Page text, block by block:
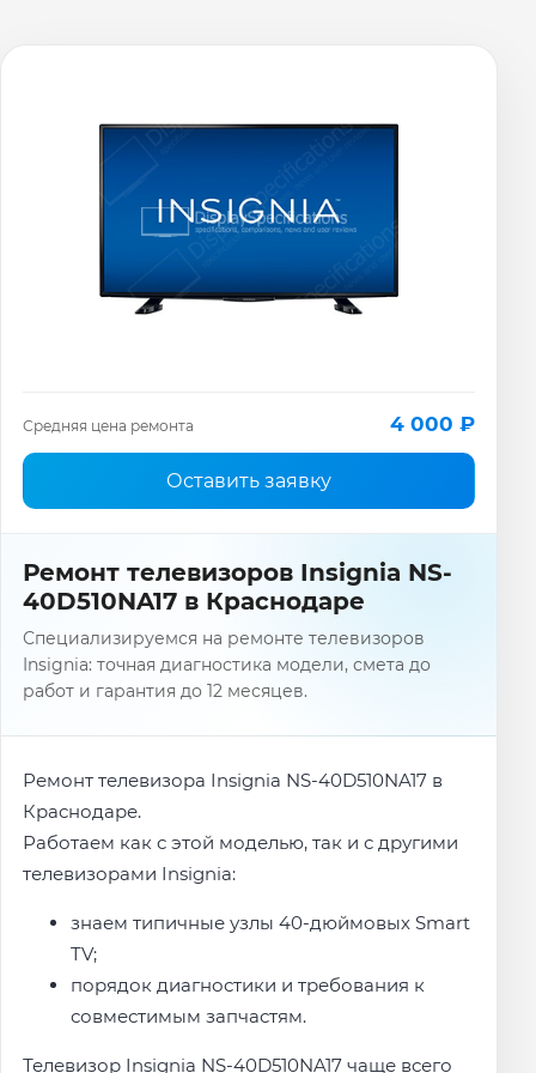
Средняя цена ремонта 4 000 ₽
Оставить заявку
Ремонт телевизоров Insignia NS-
40D510NA17 в Краснодаре
Специализируемся на ремонте телевизоров
Insignia: точная диагностика модели, смета до
работ и гарантия до 12 месяцев.
Ремонт телевизора Insignia NS-40D510NA17 в
Краснодаре.
Работаем как с этой моделью, так и с другими
телевизорами Insignia:
знаем типичные узлы 40-дюймовых Smart
TV;
порядок диагностики и требования к
совместимым запчастям.
Телевизор Insignia NS-40D510NA17 чаще всего